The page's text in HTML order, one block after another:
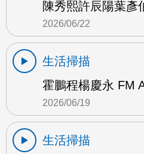
陳秀熙許辰陽葉彥
2026/06/22
生活掃描
霍鵬程楊慶永 FM
2026/06/19
生活掃描